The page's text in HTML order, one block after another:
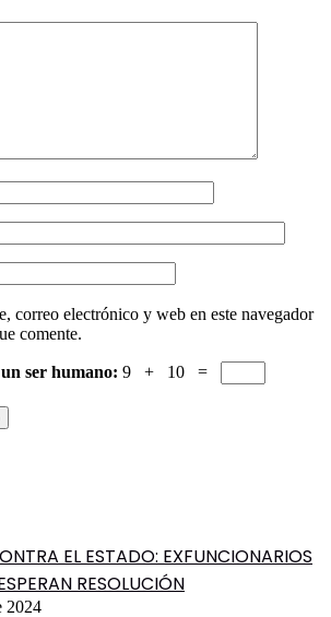
correo electrónico y web en este navegador
comente.
ser humano: 9 + 10 =
EL ESTADO: EXFUNCIONARIOS
RESOLUCIÓN
2024